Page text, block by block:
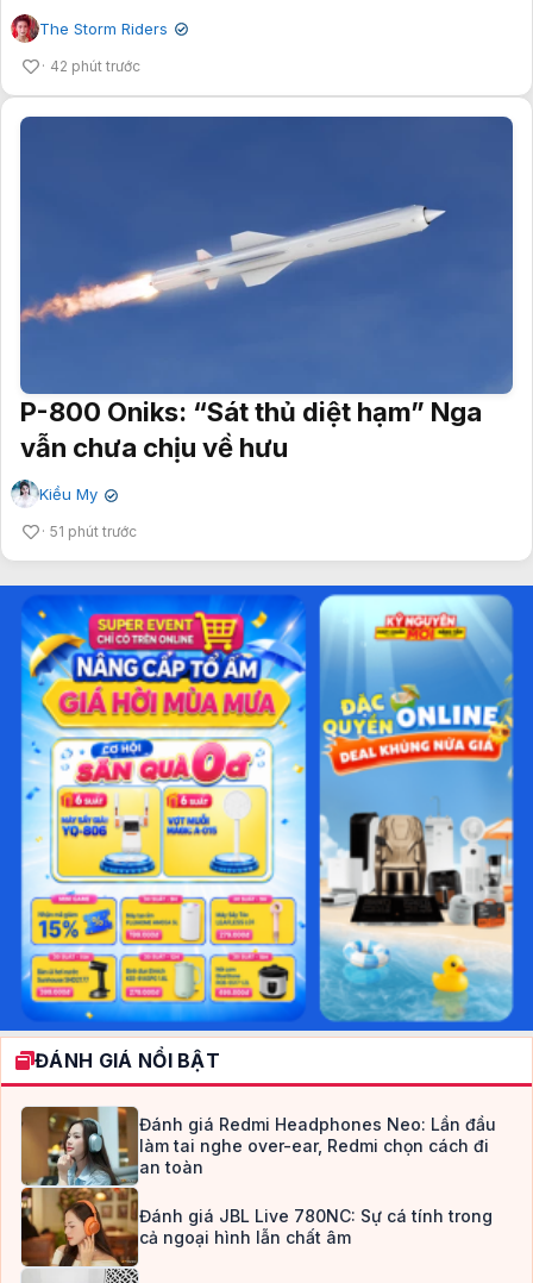
The Storm Riders ✔
42 phút trước
P-800 Oniks: “Sát thủ diệt hạm” Nga
vẫn chưa chịu về hưu
Kiều My ✔
51 phút trước
ĐÁNH GIÁ NỔI BẬT
Đánh giá Redmi Headphones Neo: Lần đầu
làm tai nghe over-ear, Redmi chọn cách đi
an toàn
Đánh giá JBL Live 780NC: Sự cá tính trong
cả ngoại hình lẫn chất âm